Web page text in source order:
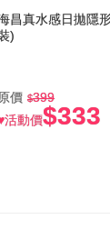
昌真水感日拋隱
)
價
399
活動價$333